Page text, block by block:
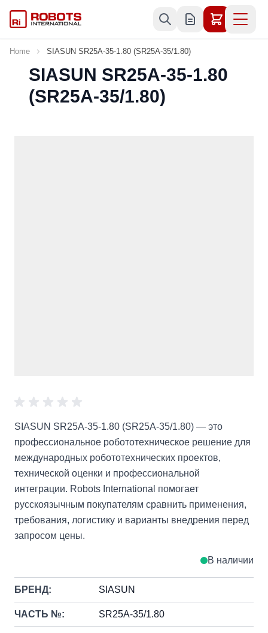
Home SIASUN SR25A-35-1.80 (SR25A-35/1.80)
SIASUN SR25A-35-1.80
(SR25A-35/1.80)
SIASUN SR25A-35-1.80 (SR25A-35/1.80) — это
профессиональное робототехническое решение для
международных робототехнических проектов,
технической оценки и профессиональной
интеграции. Robots International помогает
русскоязычным покупателям сравнить применения,
требования, логистику и варианты внедрения перед
запросом цены.
В наличии
БРЕНД: SIASUN
ЧАСТЬ №: SR25A-35/1.80